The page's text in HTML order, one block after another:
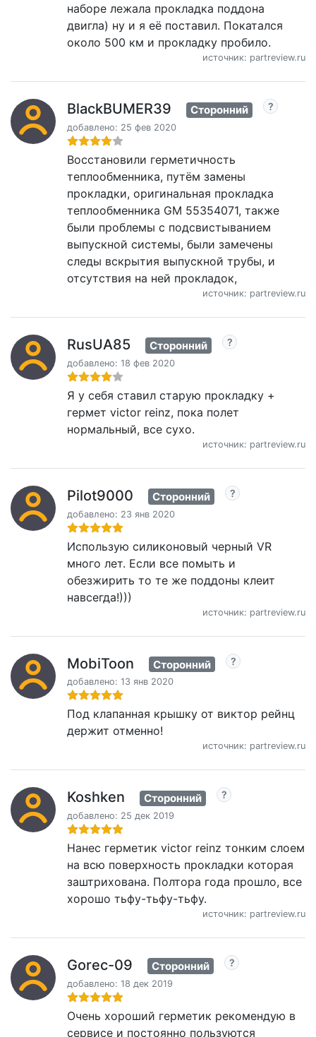
наборе лежала прокладка поддона
двигла) ну и я её поставил. Покатался
около 500 км и прокладку пробило.
источник: partreview.ru
BlackBUMER39 Сторонний
добавлено: 25 фев 2020
Восстановили герметичность
теплообменника, путём замены
прокладки, оригинальная прокладка
теплообменника GM 55354071, также
были проблемы с подсвистыванием
выпускной системы, были замечены
следы вскрытия выпускной трубы, и
отсутствия на ней прокладок,
источник: partreview.ru
RusUA85 Сторонний
добавлено: 18 фев 2020
Я у себя ставил старую прокладку +
гермет victor reinz, пока полет
нормальный, все сухо.
источник: partreview.ru
Pilot9000 Сторонний
добавлено: 23 янв 2020
Использую силиконовый черный VR
много лет. Если все помыть и
обезжирить то те же поддоны клеит
навсегда!)))
источник: partreview.ru
MobiToon Сторонний
добавлено: 13 янв 2020
Под клапанная крышку от виктор рейнц
держит отменно!
источник: partreview.ru
Koshken Сторонний
добавлено: 25 дек 2019
Нанес герметик victor reinz тонким слоем
на всю поверхность прокладки которая
заштрихована. Полтора года прошло, все
хорошо тьфу-тьфу-тьфу.
источник: partreview.ru
Gorec-09 Сторонний
добавлено: 18 дек 2019
Очень хороший герметик рекомендую в
сервисе и постоянно пользуются